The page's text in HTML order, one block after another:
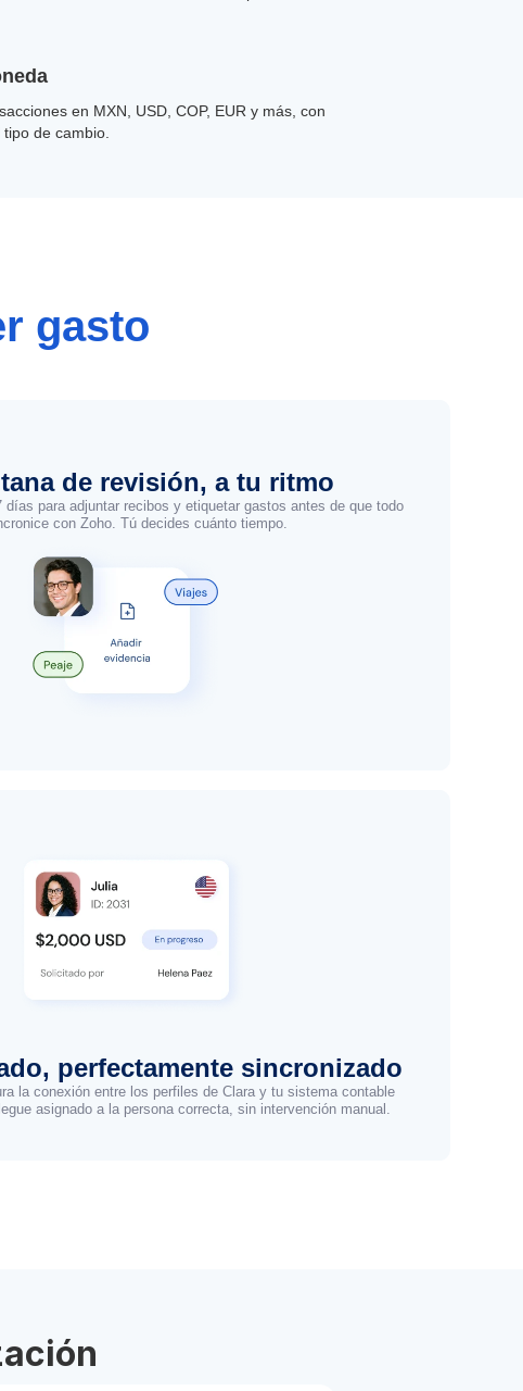
en MXN, USD, COP, EUR y más, con
de cambio.
gasto
de revisión, a tu ritmo
días para adjuntar recibos y etiquetar gastos antes de que todo
con Zoho. Tú decides cuánto tiempo.
perfectamente sincronizado
la conexión entre los perfiles de Clara y tu sistema contable
asignado a la persona correcta, sin intervención manual.